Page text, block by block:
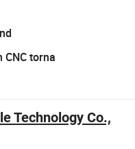
CNC torna
Technology Co.,